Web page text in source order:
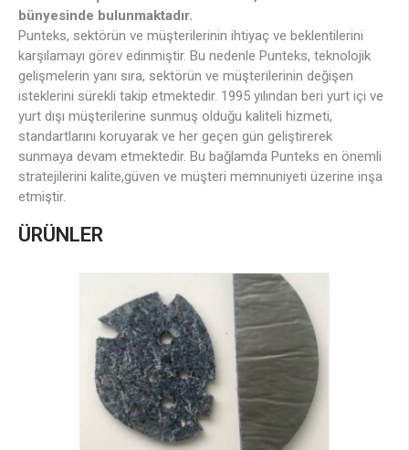
bünyesinde bulunmaktadır.
Punteks, sektörün ve müşterilerinin ihtiyaç ve beklentilerini
karşılamayı görev edinmiştir. Bu nedenle Punteks, teknolojik
gelişmelerin yanı sıra, sektörün ve müşterilerinin değişen
isteklerini sürekli takip etmektedir. 1995 yılından beri yurt içi ve
yurt dışı müşterilerine sunmuş olduğu kaliteli hizmeti,
standartlarını koruyarak ve her geçen gün geliştirerek
sunmaya devam etmektedir. Bu bağlamda Punteks en önemli
stratejilerini kalite,güven ve müşteri memnuniyeti üzerine inşa
etmiştir.
ÜRÜNLER